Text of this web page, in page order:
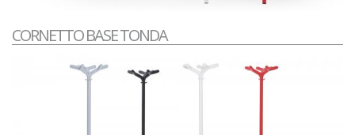
CORNETTO BASE TONDA